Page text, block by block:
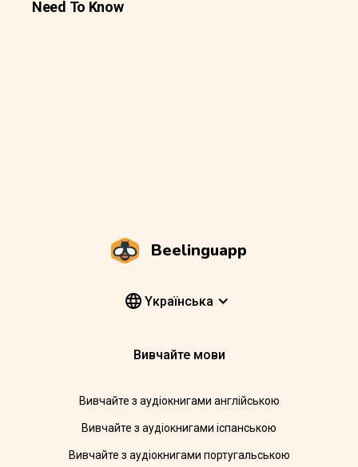
Need To Know
Beelinguapp
Yкраїнська
Вивчайте мови
Вивчайте з аудіокнигами англійською
Вивчайте з аудіокнигами іспанською
Вивчайте з аудіокнигами португальською